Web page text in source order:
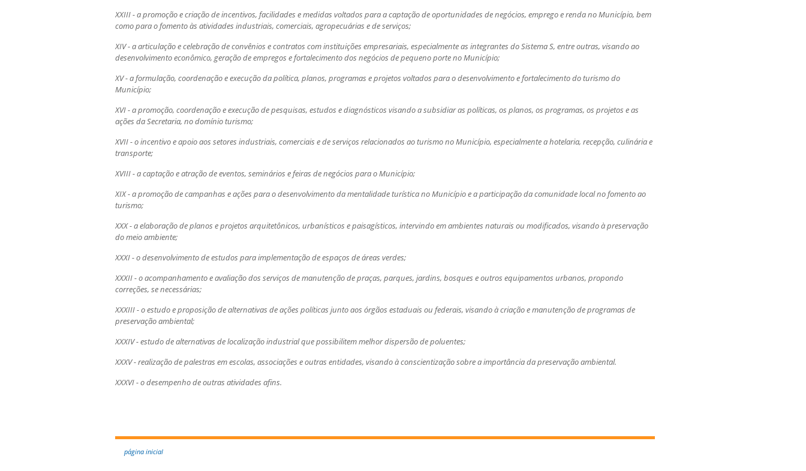
XXIII - a promoção e criação de incentivos, facilidades e medidas voltados para a captação de oportunidades de negócios, emprego e renda no Município, bem
como para o fomento às atividades industriais, comerciais, agropecuárias e de serviços;
XIV - a articulação e celebração de convênios e contratos com instituições empresariais, especialmente as integrantes do Sistema S, entre outras, visando ao
desenvolvimento econômico, geração de empregos e fortalecimento dos negócios de pequeno porte no Município;
XV - a formulação, coordenação e execução da política, planos, programas e projetos voltados para o desenvolvimento e fortalecimento do turismo do
Município;
XVI - a promoção, coordenação e execução de pesquisas, estudos e diagnósticos visando a subsidiar as políticas, os planos, os programas, os projetos e as
ações da Secretaria, no domínio turismo;
XVII - o incentivo e apoio aos setores industriais, comerciais e de serviços relacionados ao turismo no Município, especialmente a hotelaria, recepção, culinária e
transporte;
XVIII - a captação e atração de eventos, seminários e feiras de negócios para o Município;
XIX - a promoção de campanhas e ações para o desenvolvimento da mentalidade turística no Município e a participação da comunidade local no fomento ao
turismo;
XXX - a elaboração de planos e projetos arquitetônicos, urbanísticos e paisagísticos, intervindo em ambientes naturais ou modificados, visando à preservação
do meio ambiente;
XXXI - o desenvolvimento de estudos para implementação de espaços de áreas verdes;
XXXII - o acompanhamento e avaliação dos serviços de manutenção de praças, parques, jardins, bosques e outros equipamentos urbanos, propondo
correções, se necessárias;
XXXIII - o estudo e proposição de alternativas de ações políticas junto aos órgãos estaduais ou federais, visando à criação e manutenção de programas de
preservação ambiental;
XXXIV - estudo de alternativas de localização industrial que possibilitem melhor dispersão de poluentes;
XXXV - realização de palestras em escolas, associações e outras entidades, visando à conscientização sobre a importância da preservação ambiental.
XXXVI - o desempenho de outras atividades afins.
página inicial